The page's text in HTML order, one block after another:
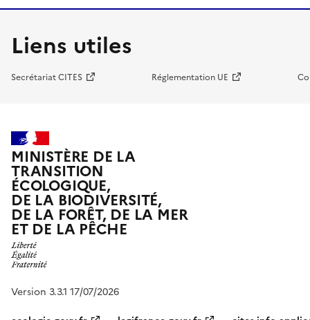
Liens utiles
Secrétariat CITES Réglementation UE
MINISTÈRE DE LA
TRANSITION
ÉCOLOGIQUE,
DE LA BIODIVERSITÉ,
DE LA FORÊT, DE LA MER
ET DE LA PÊCHE
Version 3.3.1 17/07/2026